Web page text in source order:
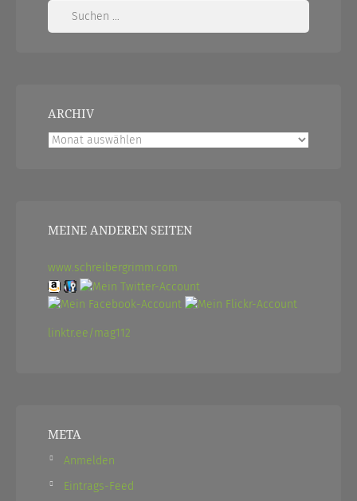
Suchen
ARCHIV
Archiv
MEINE ANDEREN SEITEN
www.schreibergrimm.com
linktr.ee/mag112
META
Anmelden
Eintrags-Feed